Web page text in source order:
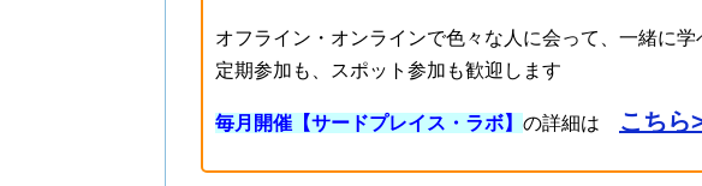
オフライン・オンラインで色々な人に会って、一緒に学
定期参加も、スポット参加も歓迎します
毎月開催【サードプレイス・ラボ】 の詳細は こちら